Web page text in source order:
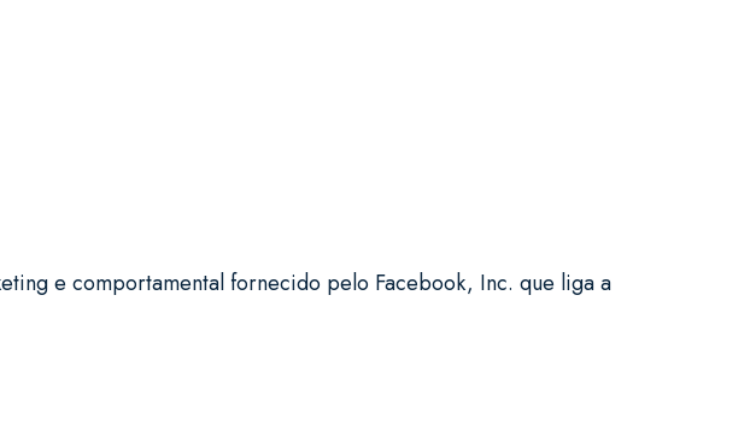
e comportamental fornecido pelo Facebook, Inc. que liga a